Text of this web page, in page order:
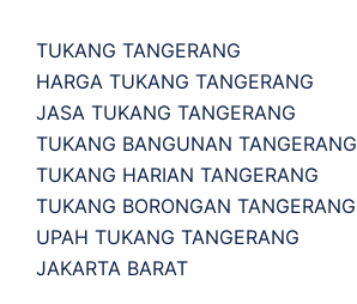
TUKANG TANGERANG
HARGA TUKANG TANGERANG
JASA TUKANG TANGERANG
TUKANG BANGUNAN TANGERANG
TUKANG HARIAN TANGERANG
TUKANG BORONGAN TANGERANG
UPAH TUKANG TANGERANG
JAKARTA BARAT